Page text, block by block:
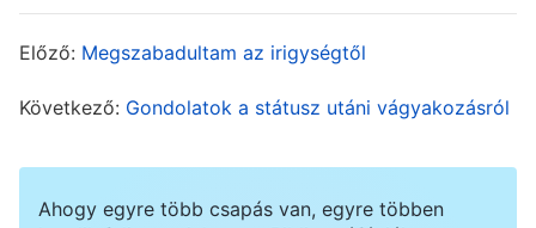
szempontjából előnyös lenne, ha két
csoportvezető társulna; Cheyenne-t szeretném
Kérlek, világosíts meg és vezess engem, hogy
megismerjem a saját problémáimat!”
Előző: Megszabadultam az irigységtől
Következő: Gondolatok a státusz utáni vágyakozásról
Ahogy egyre több csapás van, egyre többen